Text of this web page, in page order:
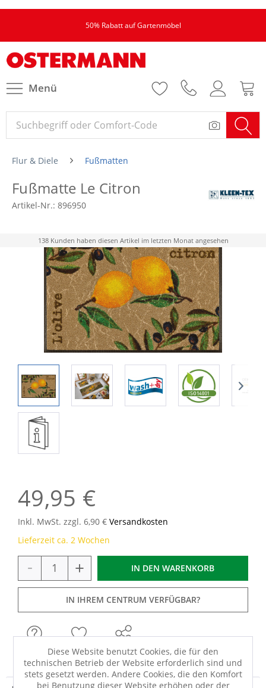
50% Rabatt auf Gartenmöbel
Menü
Flur & Diele Fußmatten
Fußmatte Le Citron
Artikel-Nr.: 896950
138 Kunden haben diesen Artikel im letzten Monat angesehen
49,95 €
Inkl. MwSt. zzgl. 6,90 € Versandkosten
Lieferzeit ca. 2 Wochen
- + IN DEN WARENKORB
IN IHREM CENTRUM VERFÜGBAR?
FRAGEN MERKEN TEILEN
Diese Website benutzt Cookies, die für den
technischen Betrieb der Website erforderlich sind und
stets gesetzt werden. Andere Cookies, die den Komfort
bei Benutzung dieser Website erhöhen oder der